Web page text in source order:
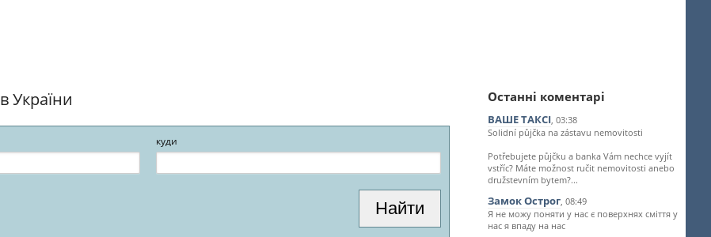
України
куди
Останні коментарі
ВАШЕ ТАКСІ, 03:38
Solidní půjčka na zástavu nemovitosti
Potřebujete půjčku a banka Vám nechce vyjít
vstříc? Máte možnost ručit nemovitosti anebo
družstevním bytem?...
Замок Острог, 08:49
Я не можу поняти у нас є поверхнях сміття у
нас я впаду на нас